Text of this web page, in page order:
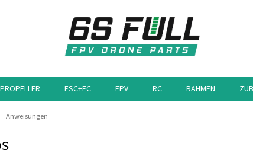
PROPELLER ESC+FC FPV RC RAHMEN
Anweisungen